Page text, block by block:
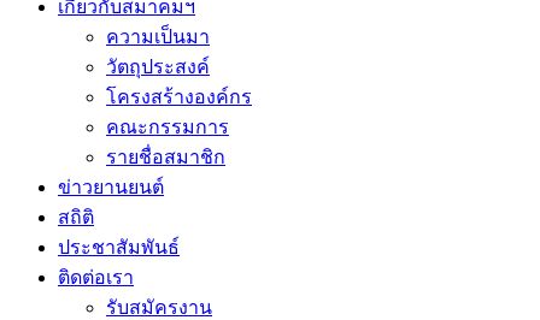
เกี่ยวกับสมาคมฯ
ความเป็นมา
วัตถุประสงค์
โครงสร้างองค์กร
คณะกรรมการ
รายชื่อสมาชิก
ข่าวยานยนต์
สถิติ
ประชาสัมพันธ์
ติดต่อเรา
รับสมัครงาน